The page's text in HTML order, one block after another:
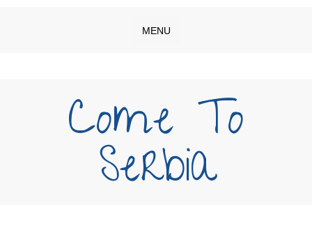
MENU
Come To
Serbia